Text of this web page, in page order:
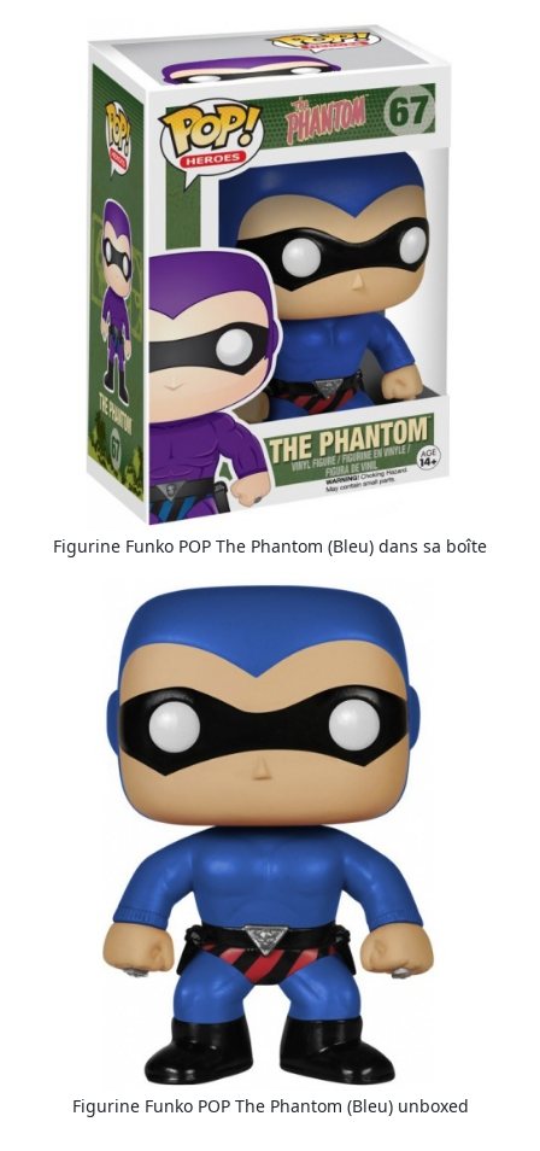
Figurine Funko POP The Phantom (Bleu) dans sa boîte
Figurine Funko POP The Phantom (Bleu) unboxed